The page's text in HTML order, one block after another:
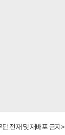
전재 및 재배포 금지>